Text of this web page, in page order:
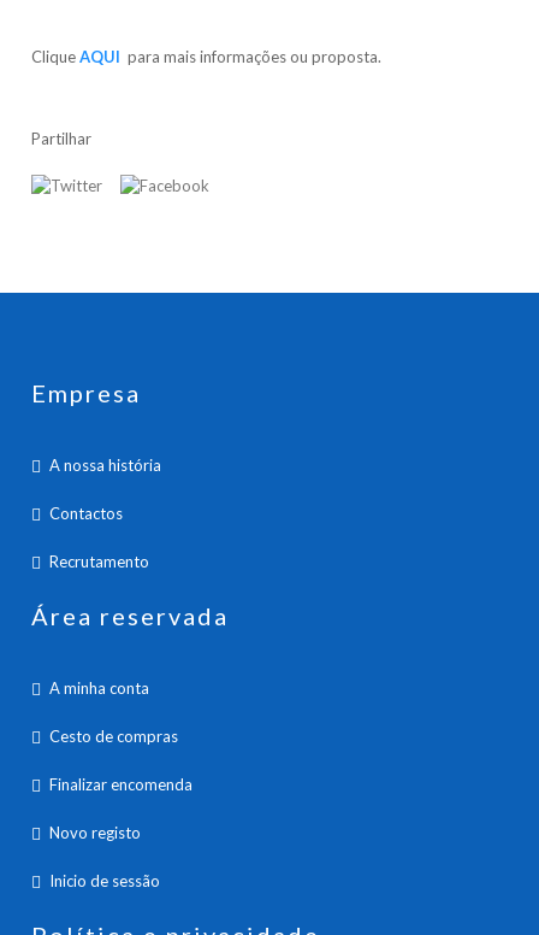
CliqueAQUI para mais informações ou proposta.
Partilhar
Empresa
A nossa história
Contactos
Recrutamento
Área reservada
A minha conta
Cesto de compras
Finalizar encomenda
Novo registo
Inicio de sessão